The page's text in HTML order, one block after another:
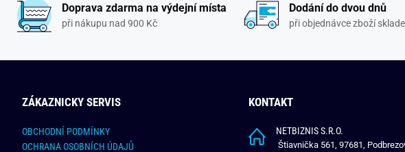
Doprava zdarma na výdejní místa
při nákupu nad 900 Kč
Dodání do dvou dnů
při objednávce zboží
ZÁKAZNICKY SERVIS
OBCHODNÍ PODMÍNKY
OCHRANA OSOBNÍCH ÚDAJŮ
KONTAKT
NETBIZNIS S.R.O.
Štiavnička 561, 97681,